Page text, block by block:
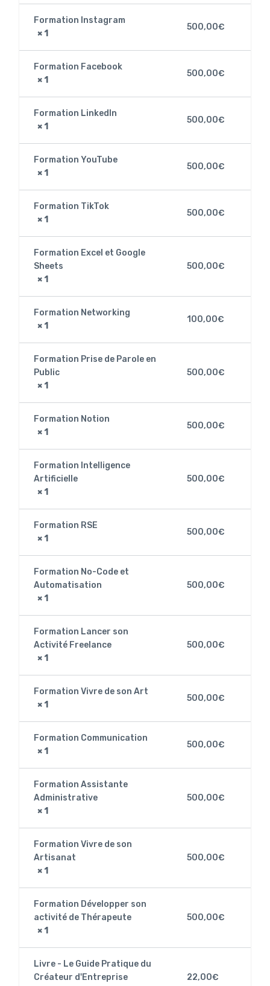
Formation Instagram
× 1
500,00€
Formation Facebook
× 1
500,00€
Formation LinkedIn
× 1
500,00€
Formation YouTube
× 1
500,00€
Formation TikTok
× 1
500,00€
Formation Excel et Google
Sheets
× 1
500,00€
Formation Networking
× 1
100,00€
Formation Prise de Parole en
Public
× 1
500,00€
Formation Notion
× 1
500,00€
Formation Intelligence
Artificielle
× 1
500,00€
Formation RSE
× 1
500,00€
Formation No-Code et
Automatisation
× 1
500,00€
Formation Lancer son
Activité Freelance
× 1
500,00€
Formation Vivre de son Art
× 1
500,00€
Formation Communication
× 1
500,00€
Formation Assistante
Administrative
× 1
500,00€
Formation Vivre de son
Artisanat
× 1
500,00€
Formation Développer son
activité de Thérapeute
× 1
500,00€
Livre - Le Guide Pratique du
Créateur d'Entreprise
22,00€